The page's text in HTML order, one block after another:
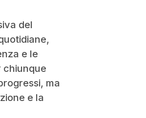
del
e le
chiunque
ma
e la